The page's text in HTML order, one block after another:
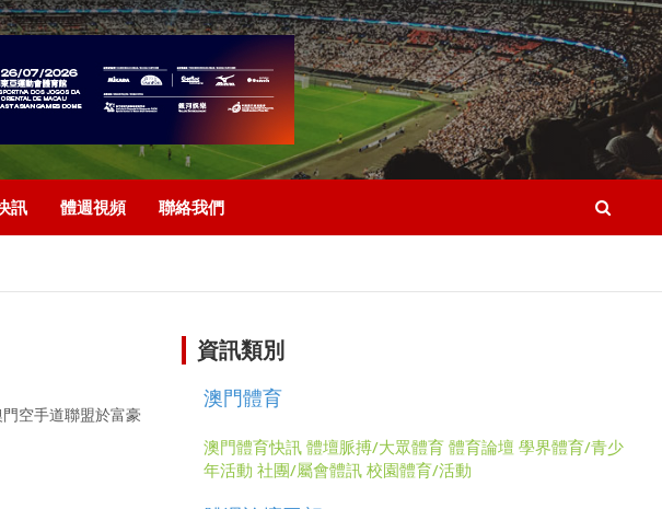
訊 體週視頻 聯絡我們
空手道聯盟於富豪
資訊類別
澳門體育
澳門體育快訊 體壇脈搏/大眾體育 體育論壇 學界體育/青少
年活動 社團/屬會體訊 校園體育/活動